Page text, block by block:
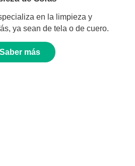
en la limpieza y
ya sean de tela o de cuero.
Saber más